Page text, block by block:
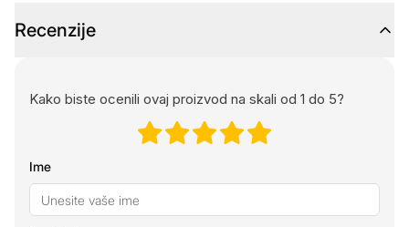
Recenzije
Kako biste ocenili ovaj proizvod na skali od 1 do 5?
Ime